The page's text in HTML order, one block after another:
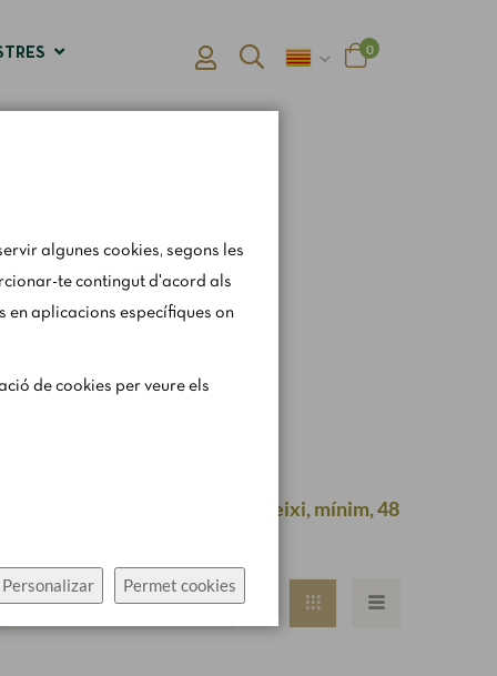
0
que la vostra comanda requereixi, mínim, 48
algunes cookies, segons les
te contingut d'acord als
en aplicacions específiques on
de cookies per veure els
Permet cookies
Personalizar